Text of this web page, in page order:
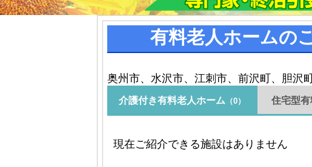
有料老人ホームの
奥州市、水沢市、江刺市、前沢町、胆沢
介護付き有料老人ホーム （0） 住宅型
現在ご紹介できる施設はありません